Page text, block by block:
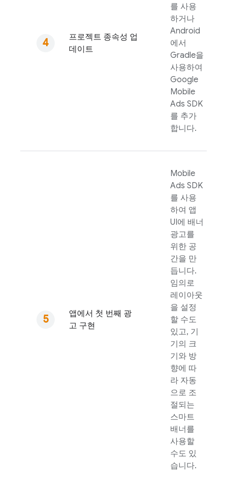
프로젝트 종속성 업
데이트
를 사용
하거나
Android
에서
Gradle을
사용하여
Google
Mobile
Ads SDK
를 추가
합니다.
앱에서 첫 번째 광
고 구현
Mobile
Ads SDK
를 사용
하여 앱
UI에 배너
광고를
위한 공
간을 만
듭니다.
임의로
레이아웃
을 설정
할 수도
있고, 기
기의 크
기와 방
향에 따
라 자동
으로 조
절되는
스마트
배너를
사용할
수도 있
습니다.